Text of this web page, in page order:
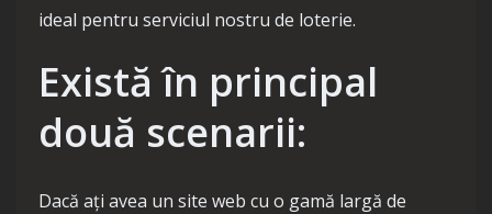
ideal pentru serviciul nostru de loterie.
Există în principal
două scenarii:
Dacă ați avea un site web cu o gamă largă de